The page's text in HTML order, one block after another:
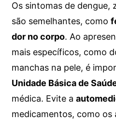
Os sintomas de dengue,
são semelhantes, como
dor no corpo. Ao
mais específicos, como
manchas na pele, é
Unidade Básica de
médica. Evite a
medicamentos, como